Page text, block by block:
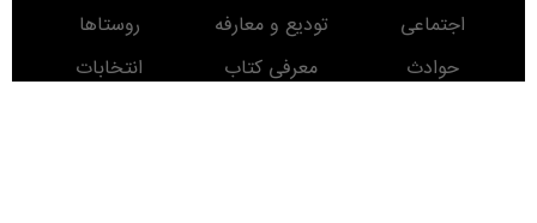
اجتماعی
تودیع و معارفه
روستاها
حوادث
معرفی کتاب
انتخابات